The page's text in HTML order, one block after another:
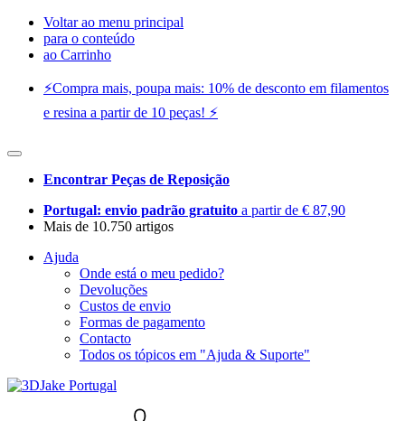
Voltar ao menu principal
para o conteúdo
ao Carrinho
⚡️Compra mais, poupa mais: 10% de desconto em filamentos
e resina a partir de 10 peças! ⚡️
Encontrar Peças de Reposição
Portugal: envio padrão gratuito a partir de € 87,90
Mais de 10.750 artigos
Ajuda
Onde está o meu pedido?
Devoluções
Custos de envio
Formas de pagamento
Contacto
Todos os tópicos em "Ajuda & Suporte"